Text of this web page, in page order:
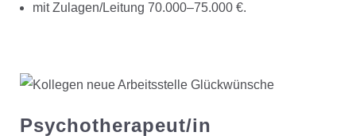
mit Zulagen/Leitung 70.000–75.000 €.
Psychotherapeut/in